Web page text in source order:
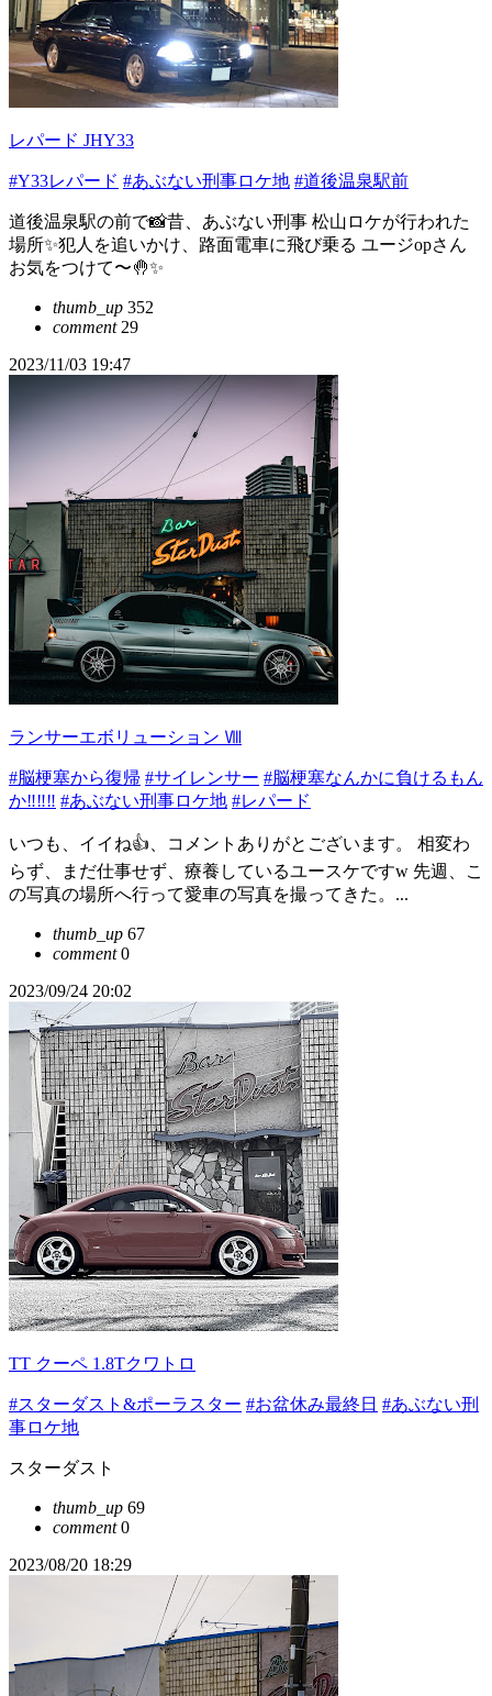
レパード JHY33
#Y33レパード #あぶない刑事ロケ地 #道後温泉駅前
道後温泉駅の前で📸昔、あぶない刑事 松山ロケが行われた
場所✨犯人を追いかけ、路面電車に飛び乗る ユージopさん
お気をつけて〜🤚✨
thumb_up 352
comment29
2023/11/03 19:47
ランサーエボリューション Ⅷ
#脳梗塞から復帰 #サイレンサー #脳梗塞なんかに負けるもん
か‼️‼️‼️ #あぶない刑事ロケ地 #レパード
いつも、イイね👍、コメントありがとございます。 相変わ
らず、まだ仕事せず、療養しているユースケですw 先週、こ
の写真の場所へ行って愛車の写真を撮ってきた。...
thumb_up 67
comment0
2023/09/24 20:02
TT クーペ 1.8Tクワトロ
#スターダスト&ポーラスター #お盆休み最終日 #あぶない刑
事ロケ地
スターダスト
thumb_up 69
comment0
2023/08/20 18:29